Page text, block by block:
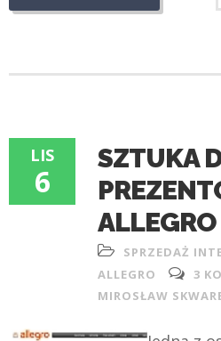
LIS
6
SZTUKA
ALLEGRO
SPRZEDAŻ
ALLEGRO
3
MIROSŁAW